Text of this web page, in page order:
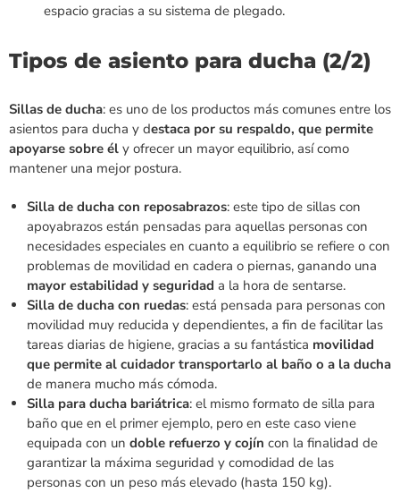
espacio gracias a su sistema de plegado.
Tipos de asiento para ducha (2/2)
Sillas de ducha: es uno de los productos más comunes entre los
asientos para ducha y destaca por su respaldo, que permite
apoyarse sobre él y ofrecer un mayor equilibrio, así como
mantener una mejor postura.
Silla de ducha con reposabrazos: este tipo de sillas con
apoyabrazos están pensadas para aquellas personas con
necesidades especiales en cuanto a equilibrio se refiere o con
problemas de movilidad en cadera o piernas, ganando una
mayor estabilidad y seguridad a la hora de sentarse.
Silla de ducha con ruedas: está pensada para personas con
movilidad muy reducida y dependientes, a fin de facilitar las
tareas diarias de higiene, gracias a su fantástica movilidad
que permite al cuidador transportarlo al baño o a la ducha
de manera mucho más cómoda.
Silla para ducha bariátrica: el mismo formato de silla para
baño que en el primer ejemplo, pero en este caso viene
equipada con un doble refuerzo y cojín con la finalidad de
garantizar la máxima seguridad y comodidad de las
personas con un peso más elevado (hasta 150 kg).